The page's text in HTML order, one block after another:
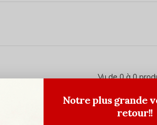
Vu de 0 à 0
Notre plus grande
retour!!